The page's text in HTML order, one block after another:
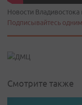
Новости Владивостока
Подписывайтесь
Смотрите также